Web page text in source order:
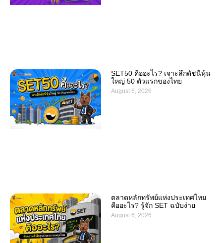
SET50 คืออะไร? เจาะลึกดัชนีหุ้น
ใหญ่ 50 ตัวแรกของไทย
August 6, 2026
ตลาดหลักทรัพย์แห่งประเทศไทย
คืออะไร? รู้จัก SET ฉบับง่าย
August 6, 2026